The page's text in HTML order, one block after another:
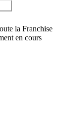
la Franchise
en cours